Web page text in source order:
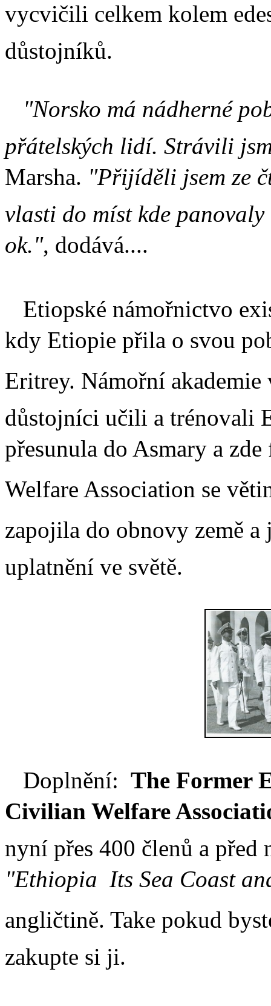
vycvičili celkem kolem
důstojníků.
"Norsko má nádherné
přátelských lidí. Strávili
Marsha. "Přijíděli jsem ze
vlasti do míst kde
ok.", dodává....
Etiopské námořnictvo
kdy Etiopie přila o svou
Eritrey. Námořní akademie
důstojníci učili a trénovali
přesunula do Asmary a
Welfare Association se
zapojila do obnovy země a
uplatnění ve světě.
Doplnění: The Former
Civilian Welfare
nyní přes 400 členů a před
"Ethiopia  Its Sea Coast
angličtině. Take pokud
zakupte si ji.